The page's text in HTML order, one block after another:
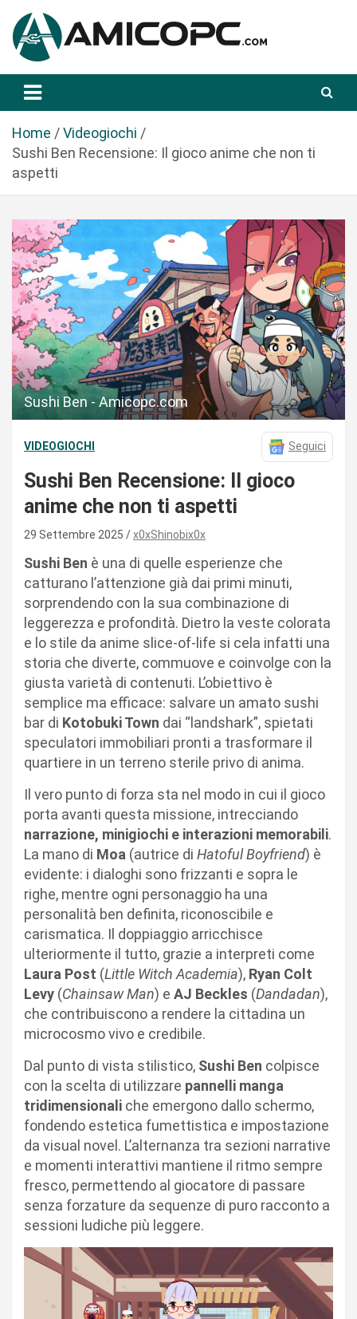
a
Amicopc.com
Home
Videogiochi
Sushi Ben Recensione: Il gioco anime che non ti
aspetti
Sushi Ben - Amicopc.com
VIDEOGIOCHI Seguici
Sushi Ben Recensione: Il gioco
anime che non ti aspetti
29 Settembre 2025 x0xShinobix0x
Sushi Ben è una di quelle esperienze che
catturano l’attenzione già dai primi minuti,
sorprendendo con la sua combinazione di
leggerezza e profondità. Dietro la veste colorata
e lo stile da anime slice-of-life si cela infatti una
storia che diverte, commuove e coinvolge con la
giusta varietà di contenuti. L’obiettivo è
semplice ma efficace: salvare un amato sushi
bar di Kotobuki Town dai “landshark”, spietati
speculatori immobiliari pronti a trasformare il
quartiere in un terreno sterile privo di anima.
Il vero punto di forza sta nel modo in cui il gioco
porta avanti questa missione, intrecciando
narrazione, minigiochi e interazioni memorabili.
La mano di Moa (autrice di Hatoful Boyfriend) è
evidente: i dialoghi sono frizzanti e sopra le
righe, mentre ogni personaggio ha una
personalità ben definita, riconoscibile e
carismatica. Il doppiaggio arricchisce
ulteriormente il tutto, grazie a interpreti come
Laura Post (Little Witch Academia), Ryan Colt
Levy (Chainsaw Man) e AJ Beckles (Dandadan),
che contribuiscono a rendere la cittadina un
microcosmo vivo e credibile.
Dal punto di vista stilistico, Sushi Ben colpisce
con la scelta di utilizzare pannelli manga
tridimensionali che emergono dallo schermo,
fondendo estetica fumettistica e impostazione
da visual novel. L’alternanza tra sezioni narrative
e momenti interattivi mantiene il ritmo sempre
fresco, permettendo al giocatore di passare
senza forzature da sequenze di puro racconto a
sessioni ludiche più leggere.